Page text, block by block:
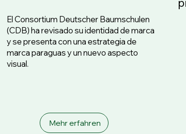
El Consortium Deutscher Baumschulen
(CDB) ha revisado su identidad de marca
y se presenta con una estrategia de
marca paraguas y un nuevo aspecto
visual.
Mehr erfahren